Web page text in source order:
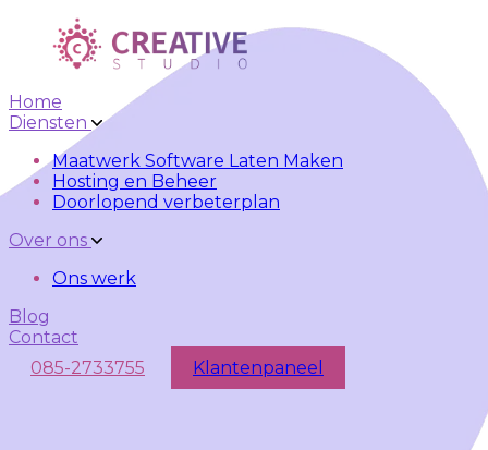
Skip to main content Skip to navigation
Home
Diensten
Maatwerk Software Laten Maken
Hosting en Beheer
Doorlopend verbeterplan
Over ons
Ons werk
Blog
Contact
085-2733755
Klantenpaneel